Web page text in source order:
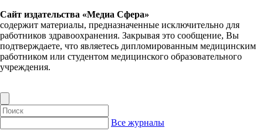
Сайт издательства «Медиа Сфера»
содержит материалы, предназначенные исключительно для
работников здравоохранения. Закрывая это сообщение, Вы
подтверждаете, что являетесь дипломированным медицинским
работником или студентом медицинского образовательного
учреждения.
Все журналы